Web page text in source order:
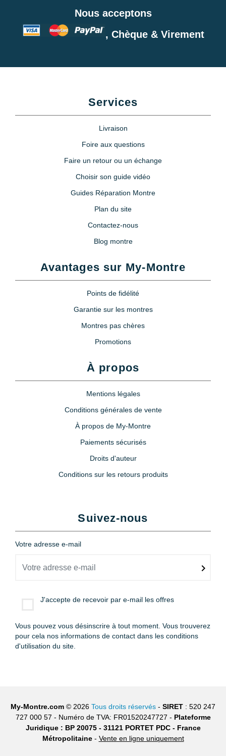
Nous acceptons
, Chèque & Virement
Services
Livraison
Foire aux questions
Faire un retour ou un échange
Choisir son guide vidéo
Guides Réparation Montre
Plan du site
Contactez-nous
Blog montre
Avantages sur My-Montre
Points de fidélité
Garantie sur les montres
Montres pas chères
Promotions
À propos
Mentions légales
Conditions générales de vente
À propos de My-Montre
Paiements sécurisés
Droits d'auteur
Conditions sur les retours produits
Suivez-nous
Votre adresse e-mail
J'accepte de recevoir par e-mail les offres
Vous pouvez vous désinscrire à tout moment. Vous trouverez
pour cela nos informations de contact dans les conditions
d'utilisation du site.
My-Montre.com © 2026 Tous droits réservés - SIRET : 520 247
727 000 57 - Numéro de TVA: FR01520247727 - Plateforme
Juridique : BP 20075 - 31121 PORTET PDC - France
Métropolitaine- Vente en ligne uniquement